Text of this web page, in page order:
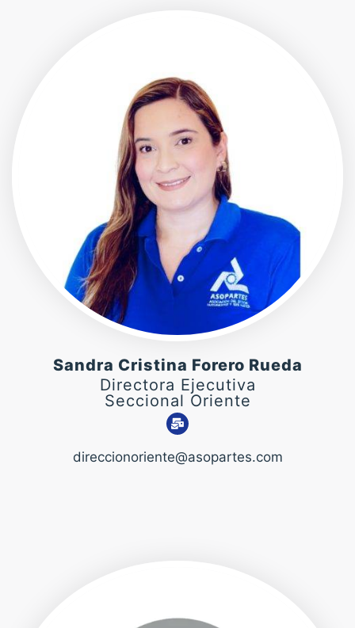
Sandra Cristina Forero Rueda
Directora Ejecutiva
Seccional Oriente
direccionoriente@asopartes.com